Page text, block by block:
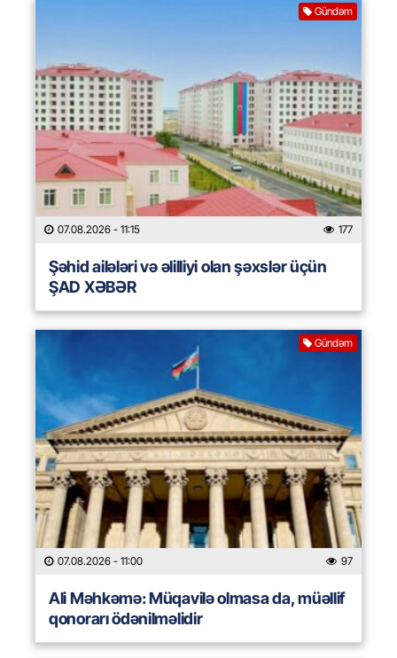
Gündəm
07.08.2026 - 11:15 177
Şəhid ailələri və əlilliyi olan şəxslər üçün
ŞAD XƏBƏR
Gündəm
07.08.2026 - 11:00 97
Ali Məhkəmə: Müqavilə olmasa da, müəllif
qonorarı ödənilməlidir